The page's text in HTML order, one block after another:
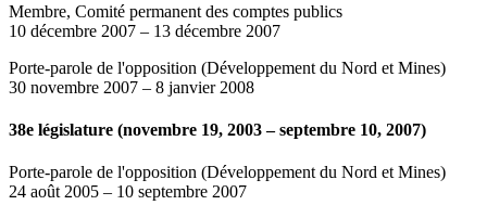
Membre, Comité permanent des comptes publics
10 décembre 2007 – 13 décembre 2007
Porte-parole de l'opposition (Développement du Nord et Mines)
30 novembre 2007 – 8 janvier 2008
38e législature (novembre 19, 2003 – septembre 10, 2007)
Porte-parole de l'opposition (Développement du Nord et Mines)
24 août 2005 – 10 septembre 2007